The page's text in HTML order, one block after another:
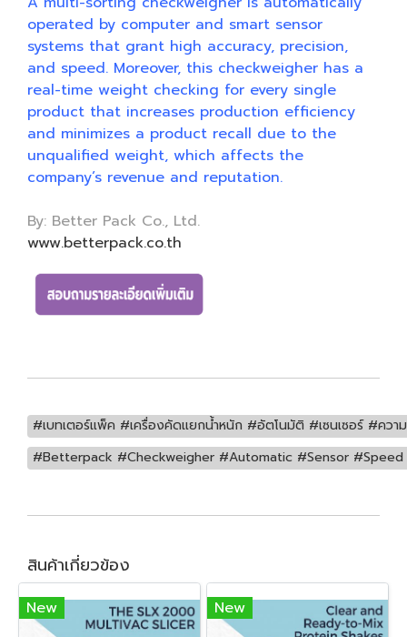
operated by computer and smart sensor
systems that grant high accuracy, precision,
and speed. Moreover, this checkweigher has a
real-time weight checking for every single
product that increases production efficiency
and minimizes a product recall due to the
unqualified weight, which affects the
company’s revenue and reputation.
By: Better Pack Co., Ltd.
www.betterpack.co.th
#เบทเตอร์แพ็ค #เครื่องคัดแยกน้ำหนัก #อัตโนมัติ #เซนเซอร์ #คว
#Betterpack #Checkweigher #Automatic #Sensor
สินค้าเกี่ยวข้อง
New New